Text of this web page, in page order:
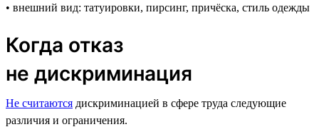
• внешний вид: татуировки, пирсинг, причёска, стиль одежды
Когда отказ
не дискриминация
Не считаются дискриминацией в сфере труда следующие
различия и ограничения.